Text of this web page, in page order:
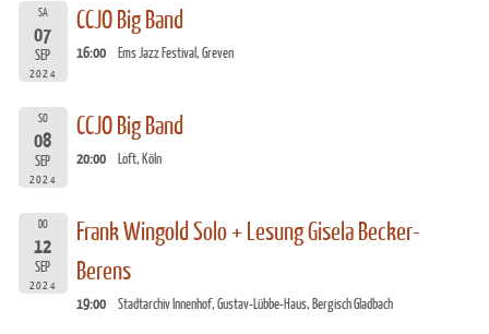
SA
07
SEP
2024
CCJO Big Band
16:00 Ems Jazz Festival, Greven
SO
08
SEP
2024
CCJO Big Band
20:00 Loft, Köln
DO
12
SEP
2024
Frank Wingold Solo + Lesung Gisela Becker-
Berens
19:00 Stadtarchiv Innenhof, Gustav-Lübbe-Haus, Bergisch Gladbach